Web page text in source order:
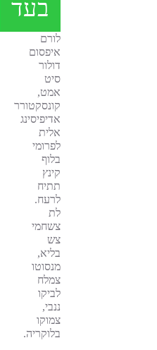
בעד
לורם
איפסום
דולור
סיט
אמט,
קונסקטורר
אדיפיסינג
אלית
לפרומי
בלוף
קינץ
תתיח
לרעח.
לת
צשחמי
צש
בליא,
מנסוטו
צמלח
לביקו
ננבי,
צמוקו
בלוקריה.